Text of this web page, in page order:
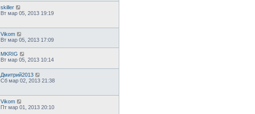
skiller
Вт мар 05, 2013 19:19
Vikom
Вт мар 05, 2013 17:09
MKRIG
Вт мар 05, 2013 10:14
Дмитрий2013
Сб мар 02, 2013 21:38
Vikom
Пт мар 01, 2013 20:10